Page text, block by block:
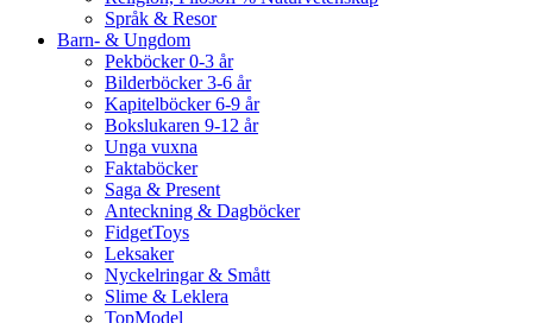
Språk & Resor
Barn- & Ungdom
Pekböcker 0-3 år
Bilderböcker 3-6 år
Kapitelböcker 6-9 år
Bokslukaren 9-12 år
Unga vuxna
Faktaböcker
Saga & Present
Anteckning & Dagböcker
FidgetToys
Leksaker
Nyckelringar & Smått
Slime & Leklera
TopModel